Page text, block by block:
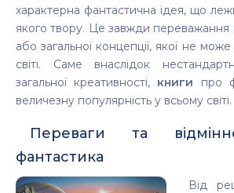
характерна фантастична ідея, що
якого твору. Це завжди переважання
або загальної концепції, якої не
світі. Саме внаслідок
загальної креативності, книги про
величезну популярність у всьому світі.
Переваги та
фантастика
Від